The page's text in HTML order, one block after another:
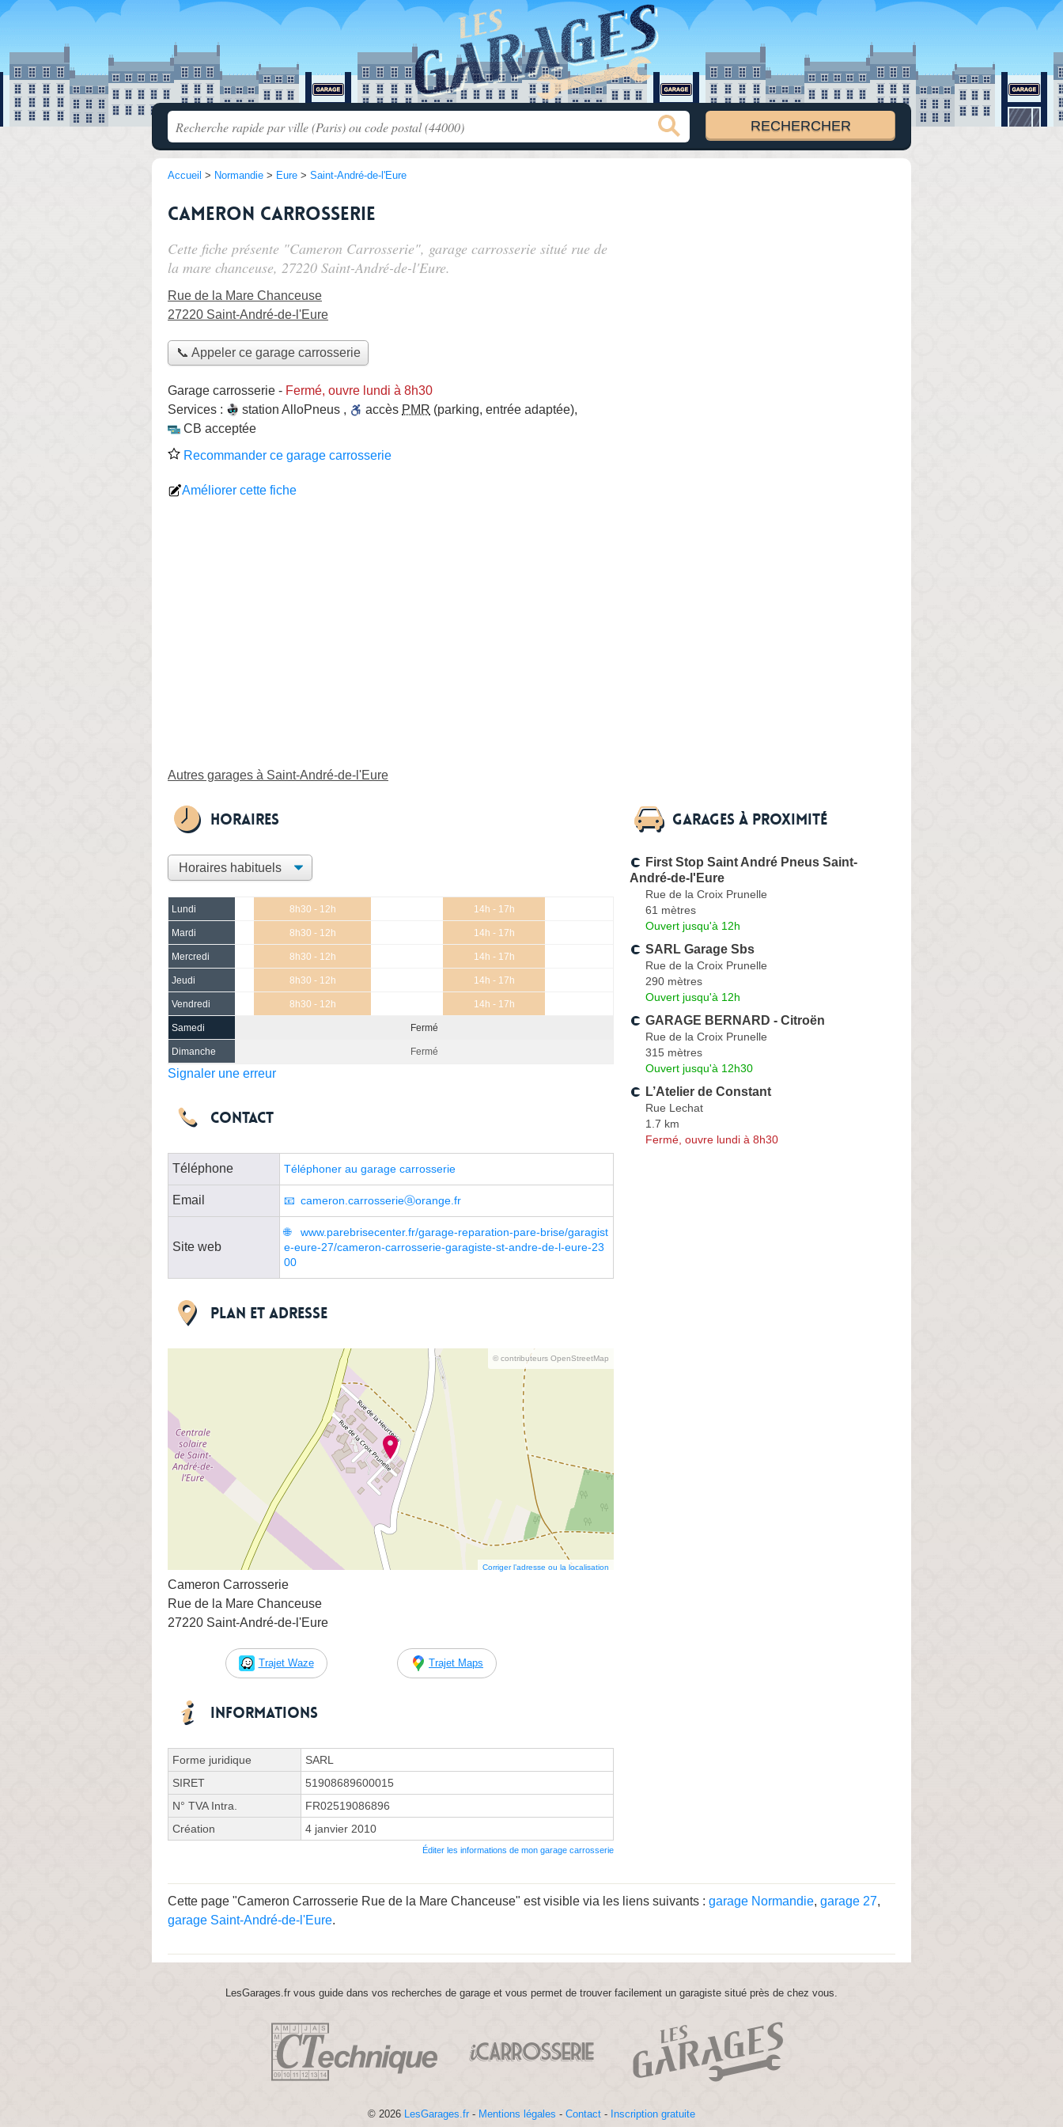
Accueil > Normandie > Eure > Saint-André-de-l'Eure
Cameron Carrosserie
Cette fiche présente "Cameron Carrosserie", garage carrosserie situé rue de
la mare chanceuse, 27220 Saint-André-de-l'Eure.
Rue de la Mare Chanceuse
27220 Saint-André-de-l'Eure
📞 Appeler ce garage carrosserie
Garage carrosserie - Fermé, ouvre lundi à 8h30
Services :
station AlloPneus , accès PMR (parking, entrée adaptée),
CB acceptée
Recommander ce garage carrosserie
Améliorer cette fiche
Autres garages à Saint-André-de-l'Eure
Horaires
Lundi 8h30 - 12h 14h - 17h
Mardi 8h30 - 12h 14h - 17h
Mercredi 8h30 - 12h 14h - 17h
Jeudi 8h30 - 12h 14h - 17h
Vendredi 8h30 - 12h 14h - 17h
Samedi Fermé
Dimanche Fermé
Signaler une erreur
Contact
Téléphone Téléphoner au garage carrosserie
Email cameron.carrosserieⓐorange.fr
Site web
www.parebrisecenter.fr/garage-reparation-pare-brise/garagist
e-eure-27/cameron-carrosserie-garagiste-st-andre-de-l-eure-23
00
Plan et adresse
© contributeurs OpenStreetMap
Corriger l’adresse ou la localisation
Cameron Carrosserie
Rue de la Mare Chanceuse
27220 Saint-André-de-l'Eure
Trajet Waze Trajet Maps
Informations
Forme juridique
SARL
SIRET
51908689600015
N° TVA Intra.
FR02519086896
Création
4 janvier 2010
Éditer les informations de mon garage carrosserie
Garages à proximité
First Stop Saint André Pneus Saint-
André-de-l'Eure
Rue de la Croix Prunelle
61 mètres
Ouvert jusqu'à 12h
SARL Garage Sbs
Rue de la Croix Prunelle
290 mètres
Ouvert jusqu'à 12h
GARAGE BERNARD - Citroën
Rue de la Croix Prunelle
315 mètres
Ouvert jusqu'à 12h30
L’Atelier de Constant
Rue Lechat
1.7 km
Fermé, ouvre lundi à 8h30
Cette page "Cameron Carrosserie Rue de la Mare Chanceuse" est visible via les liens suivants : garage Normandie, garage 27,
garage Saint-André-de-l'Eure.
LesGarages.fr vous guide dans vos recherches de garage et vous permet de trouver facilement un garagiste situé près de chez vous.
© 2026 LesGarages.fr - Mentions légales - Contact - Inscription gratuite